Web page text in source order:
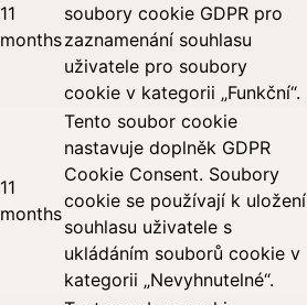
11
months
soubory cookie GDPR pro
zaznamenání souhlasu
uživatele pro soubory
cookie v kategorii „Funkční“.
11
months
Tento soubor cookie
nastavuje doplněk GDPR
Cookie Consent. Soubory
cookie se používají k uložení
souhlasu uživatele s
ukládáním souborů cookie v
kategorii „Nevyhnutelné“.